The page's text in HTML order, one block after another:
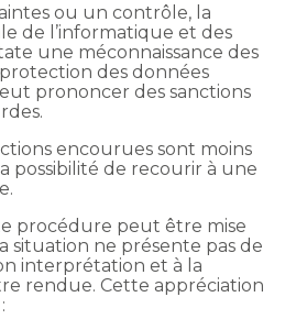
ou un contrôle, la
de l’informatique et des
une méconnaissance des
des données
prononcer des sanctions
encourues sont moins
possibilité de recourir à une
procédure peut être mise
ne présente pas de
interprétation et à la
rendue. Cette appréciation